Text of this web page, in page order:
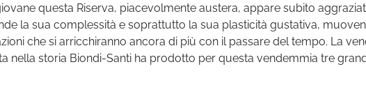
questa Riserva, piacevolmente austera, appare subito
la sua complessità e soprattutto la sua plasticità gustativa,
che si arricchiranno ancora di più con il passare del tempo. La
nella storia Biondi-Santi ha prodotto per questa vendemmia tre